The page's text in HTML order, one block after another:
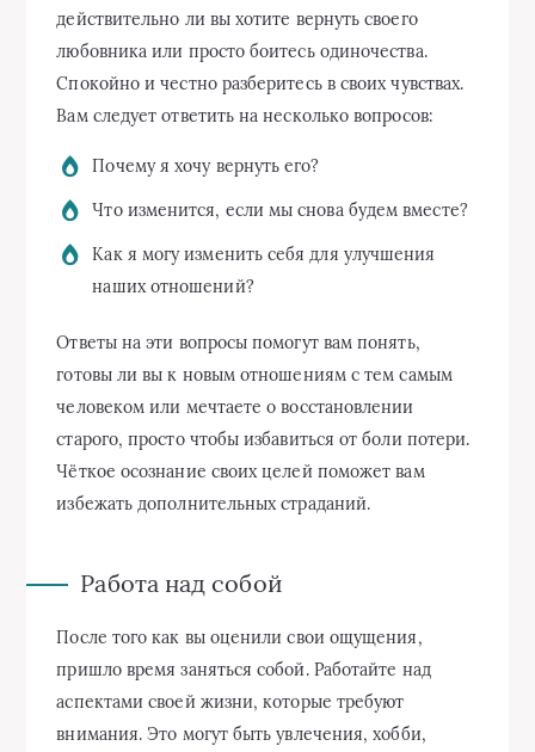
действительно ли вы хотите вернуть своего
любовника или просто боитесь одиночества.
Спокойно и честно разберитесь в своих чувствах.
Вам следует ответить на несколько вопросов:
Почему я хочу вернуть его?
Что изменится, если мы снова будем вместе?
Как я могу изменить себя для улучшения
наших отношений?
Ответы на эти вопросы помогут вам понять,
готовы ли вы к новым отношениям с тем самым
человеком или мечтаете о восстановлении
старого, просто чтобы избавиться от боли потери.
Чёткое осознание своих целей поможет вам
избежать дополнительных страданий.
Работа над собой
После того как вы оценили свои ощущения,
пришло время заняться собой. Работайте над
аспектами своей жизни, которые требуют
внимания. Это могут быть увлечения, хобби,